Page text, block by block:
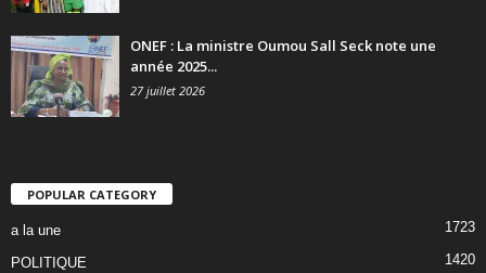
ONEF : La ministre Oumou Sall Seck note une
année 2025...
27 juillet 2026
POPULAR CATEGORY
a la une 1723
POLITIQUE 1420